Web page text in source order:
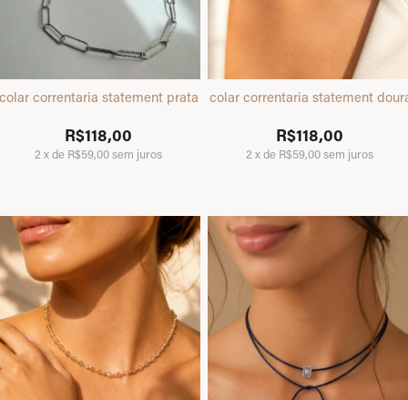
correntaria statement prata
R$118,00
2xde R$59,00sem juros
colar correntaria statement
R$118,00
2xde R$59,00sem juros